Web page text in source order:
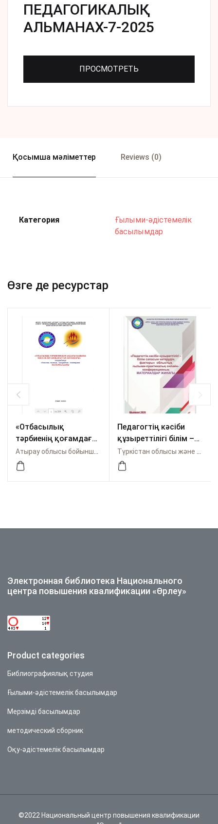
ПЕДАГОГИКАЛЫҚ
АЛЬМАНАХ-7-2025
ПРОСМОТРЕТЬ
Қосымша мәліметтер Reviews (0)
Категория
Ғылыми-әдістемелік
басылымдар
Өзге де ресурстар
«Отбасылық
тəрбиенің қоғамдағы
маңызы: мəселелер,
көзқарастар,
болашағы»
материалдары
Педагогтің кәсіби
құзыреттілігі білім –
сапасын көтерудің
факторы
Электронная библиотека Национального
центра повышения квалификации «Өрлеу»
Product categories
Библиографиялық студия
Ғылыми-әдістемелік басылымдар
Мерзімді басылымдар
методический сборник
Оқу-әдістемелік басылымдар
©2022 Национальный центр повышения квалификации